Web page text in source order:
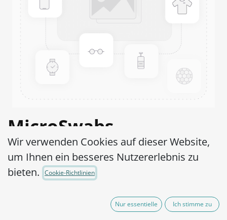
MicroSwabs
Gardnerella vaginalis
ATCC® 14018™
Wir verwenden Cookies auf dieser Website,
um Ihnen ein besseres Nutzererlebnis zu
bieten.
Cookie-Richtlinien
Nur essentielle Ich stimme zu